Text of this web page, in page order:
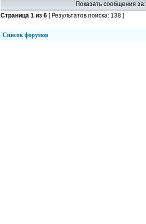
Показать сообщения за:
Страница 1 из 6 [ Результатов поиска: 138 ]
Список форумов